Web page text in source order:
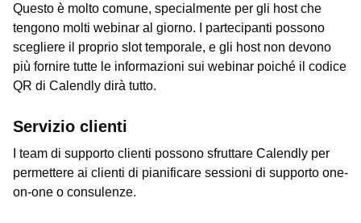
Questo è molto comune, specialmente per gli host che
tengono molti webinar al giorno. I partecipanti possono
scegliere il proprio slot temporale, e gli host non devono
più fornire tutte le informazioni sui webinar poiché il codice
QR di Calendly dirà tutto.
Servizio clienti
I team di supporto clienti possono sfruttare Calendly per
permettere ai clienti di pianificare sessioni di supporto one-
on-one o consulenze.